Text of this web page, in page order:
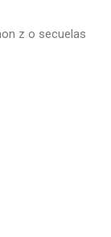
z o secuelas